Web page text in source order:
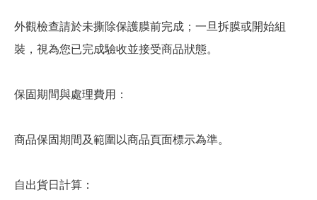
外觀檢查請於未撕除保護膜前完成；一旦拆膜或開始組
裝，視為您已完成驗收並接受商品狀態。
保固期間與處理費用：
商品保固期間及範圍以商品頁面標示為準。
自出貨日計算：